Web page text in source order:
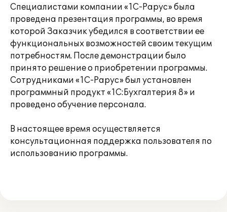
Специалистами компании «1С-Рарус» была
проведена презентация программы, во время
которой Заказчик убедился в соответствии ее
функциональных возможностей своим текущим
потребностям. После демонстрации было
принято решение о приобретении программы.
Сотрудниками «1С-Рарус» был установлен
программный продукт «1С:Бухгалтерия 8» и
проведено обучение персонала.
В настоящее время осуществляется
консультационная поддержка пользователя по
использованию программы.